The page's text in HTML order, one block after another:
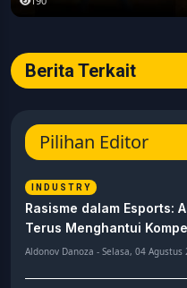
Berita Terkait
Pilihan Editor
INDUSTRY
Rasisme dalam Esports:
Terus Menghantui
Aldonov Danoza - Selasa, 04 Agustus